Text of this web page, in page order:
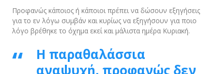
Προφανώς κάποιος ή κάποιοι πρέπει να δώσουν εξηγήσεις
για το εν λόγω συμβάν και κυρίως να εξηγήσουν για ποιο
λόγο βρέθηκε το όχημα εκεί και μάλιστα ημέρα Κυριακή.
Η παραθαλάσσια
αναψυχή, προφανώς δεν